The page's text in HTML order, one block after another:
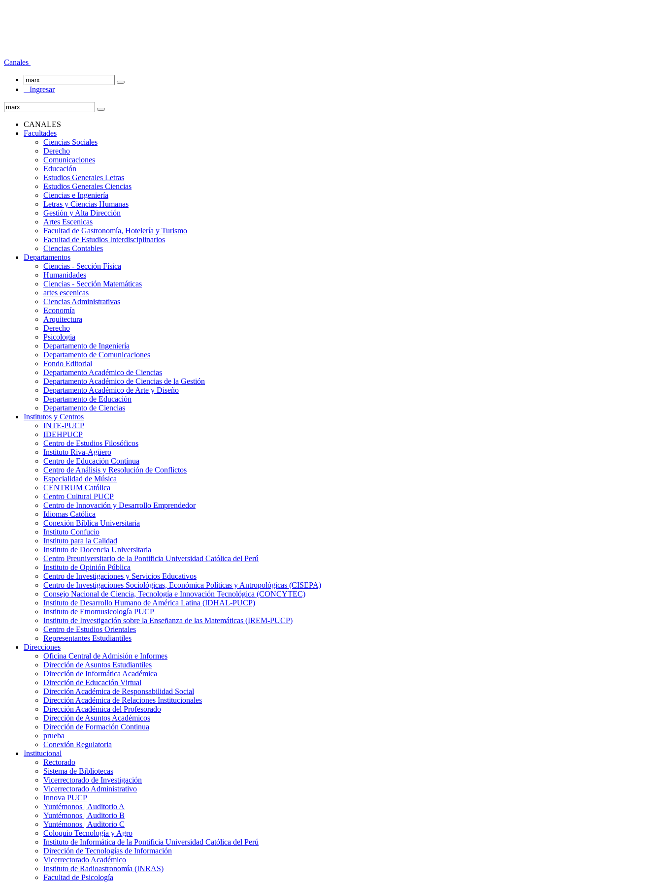
Canales
Ingresar
CANALES
Facultades
Ciencias Sociales
Derecho
Comunicaciones
Educación
Estudios Generales Letras
Estudios Generales Ciencias
Ciencias e Ingeniería
Letras y Ciencias Humanas
Gestión y Alta Dirección
Artes Escenicas
Facultad de Gastronomía, Hotelería y Turismo
Facultad de Estudios Interdisciplinarios
Ciencias Contables
Departamentos
Ciencias - Sección Física
Humanidades
Ciencias - Sección Matemáticas
artes escenicas
Ciencias Administrativas
Economía
Arquitectura
Derecho
Psicologia
Departamento de Ingeniería
Departamento de Comunicaciones
Fondo Editorial
Departamento Académico de Ciencias
Departamento Académico de Ciencias de la Gestión
Departamento Académico de Arte y Diseño
Departamento de Educación
Departamento de Ciencias
Institutos y Centros
INTE-PUCP
IDEHPUCP
Centro de Estudios Filosóficos
Instituto Riva-Agüero
Centro de Educación Contínua
Centro de Análisis y Resolución de Conflictos
Especialidad de Música
CENTRUM Católica
Centro Cultural PUCP
Centro de Innovación y Desarrollo Emprendedor
Idiomas Católica
Conexión Bíblica Universitaria
Instituto Confucio
Instituto para la Calidad
Instituto de Docencia Universitaria
Centro Preuniversitario de la Pontificia Universidad Católica del Perú
Instituto de Opinión Pública
Centro de Investigaciones y Servicios Educativos
Centro de Investigaciones Sociológicas, Económica Políticas y Antropológicas (CISEPA)
Consejo Nacional de Ciencia, Tecnología e Innovación Tecnológica (CONCYTEC)
Instituto de Desarrollo Humano de América Latina (IDHAL-PUCP)
Instituto de Etnomusicología PUCP
Instituto de Investigación sobre la Enseñanza de las Matemáticas (IREM-PUCP)
Centro de Estudios Orientales
Representantes Estudiantiles
Direcciones
Oficina Central de Admisión e Informes
Dirección de Asuntos Estudiantiles
Dirección de Informática Académica
Dirección de Educación Virtual
Dirección Académica de Responsabilidad Social
Dirección Académica de Relaciones Institucionales
Dirección Académica del Profesorado
Dirección de Asuntos Académicos
Dirección de Formación Continua
prueba
Conexión Regulatoria
Institucional
Rectorado
Sistema de Bibliotecas
Vicerrectorado de Investigación
Vicerrectorado Administrativo
Innova PUCP
Yuntémonos | Auditorio A
Yuntémonos | Auditorio B
Yuntémonos | Auditorio C
Coloquio Tecnología y Agro
Instituto de Informática de la Pontificia Universidad Católica del Perú
Dirección de Tecnologías de Información
Vicerrectorado Académico
Instituto de Radioastronomía (INRAS)
Facultad de Psicología